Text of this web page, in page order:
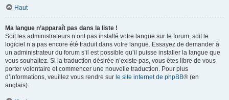
Haut
Ma langue n’apparaît pas dans la liste !
Soit les administrateurs n’ont pas installé votre langue sur le forum, soit le
logiciel n’a pas encore été traduit dans votre langue. Essayez de demander à
un administrateur du forum s’il est possible qu’il puisse installer la langue que
vous souhaitez. Si la traduction désirée n’existe pas, vous êtes libre de vous
porter volontaire et commencer une nouvelle traduction. Pour plus
d’informations, veuillez vous rendre sur le site internet de phpBB® (en
anglais).